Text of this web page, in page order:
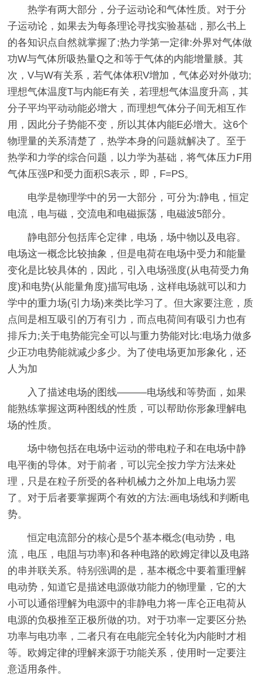
热学有两大部分，分子运动论和气体性质。对于分
子运动论，如果去为每条理论寻找实验基础，那么书上
的各知识点自然就掌握了;热力学第一定律:外界对气体做
功W与气体所吸热量Q之和等于气体的内能增量腅。其
次，V与W有关系，若气体体积V增加，气体必对外做功;
理想气体温度T与内能E有关，若理想气体温度升高，其
分子平均平动动能必增大，而理想气体分子间无相互作
用，因此分子势能不变，所以其体内能E必增大。这6个
物理量的关系清楚了，热学本身的问题就解决了。至于
热学和力学的综合问题，以力学为基础，将气体压力F用
气体压强P和受力面积S表示，即，F=PS。
电学是物理学中的另一大部分，可分为:静电，恒定
电流，电与磁，交流电和电磁振荡，电磁波5部分。
静电部分包括库仑定律，电场，场中物以及电容。
电场这一概念比较抽象，但是电荷在电场中受力和能量
变化是比较具体的，因此，引入电场强度(从电荷受力角
度)和电势(从能量角度)描写电场，这样电场就可以和力
学中的重力场(引力场)来类比学习了。但大家要注意，质
点间是相互吸引的万有引力，而点电荷间有吸引力也有
排斥力;关于电势能完全可以与重力势能对比:电场力做多
少正功电势能就减少多少。为了使电场更加形象化，还
人为加
入了描述电场的图线———电场线和等势面，如果
能熟练掌握这两种图线的性质，可以帮助你形象理解电
场的性质。
场中物包括在电场中运动的带电粒子和在电场中静
电平衡的导体。对于前者，可以完全按力学方法来处
理，只是在粒子所受的各种机械力之外加上电场力罢
了。对于后者要掌握两个有效的方法:画电场线和判断电
势。
恒定电流部分的核心是5个基本概念(电动势，电
流，电压，电阻与功率)和各种电路的欧姆定律以及电路
的串并联关系。特别强调的是，基本概念中要着重理解
电动势，知道它是描述电源做功能力的物理量，它的大
小可以通俗理解为电源中的非静电力将一库仑正电荷从
电源的负极推至正极所做的功。对于功率一定要区分热
功率与电功率，二者只有在电能完全转化为内能时才相
等。欧姆定律的理解来源于功能关系，使用时一定要注
意适用条件。